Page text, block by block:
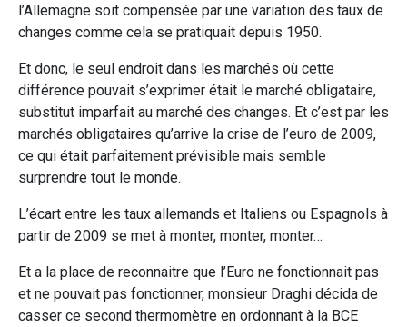
l’Allemagne soit compensée par une variation des taux de
changes comme cela se pratiquait depuis 1950.
Et donc, le seul endroit dans les marchés où cette
différence pouvait s’exprimer était le marché obligataire,
substitut imparfait au marché des changes. Et c’est par les
marchés obligataires qu’arrive la crise de l’euro de 2009,
ce qui était parfaitement prévisible mais semble
surprendre tout le monde.
L’écart entre les taux allemands et Italiens ou Espagnols à
partir de 2009 se met à monter, monter, monter…
Et a la place de reconnaitre que l’Euro ne fonctionnait pas
et ne pouvait pas fonctionner, monsieur Draghi décida de
casser ce second thermomètre en ordonnant à la BCE